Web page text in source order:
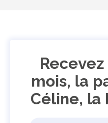
mois, la
Céline, la